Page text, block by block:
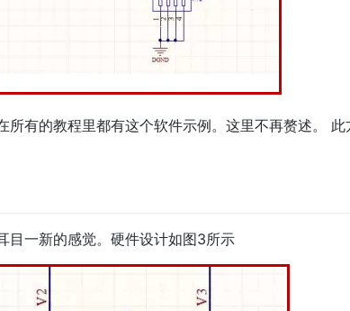
有的教程里都有这个软件示例。这里不再赘述。 此
目一新的感觉。硬件设计如图3所示